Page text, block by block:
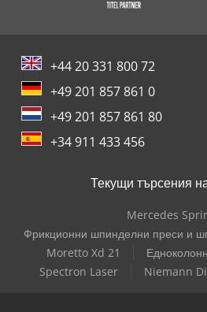
+44 20 331 800 72
+49 201 857 861 0
+49 201 857 861 80
+34 911 433 456
Текущи търсения
Mercedes
Фрикционни шпинделни преси и
Moretto Xd 21
Spectron Laser
Niemann